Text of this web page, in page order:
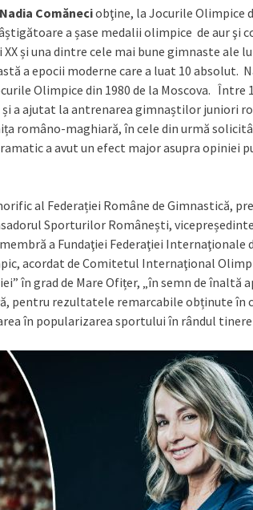
Nadia Comăneciobţine, la Jocurile Olimpice
a șase medalii olimpice de aur şi
și una dintre cele mai bune gimnaste ale
a epocii moderne care a luat 10 absolut.
Olimpice din 1980 de la Moscova. Între
și a ajutat la antrenarea gimnaștilor juniori
româno-maghiară, în cele din urmă
a avut un efect major asupra opiniei
al Federației Române de Gimnastică,
Sporturilor Românești,
a Fundaţiei Federaţiei Internaţionale
acordat de Comitetul Internaţional
în grad de Mare Ofițer, „în semn de înaltă
pentru rezultatele remarcabile obținute în
în popularizarea sportului în rândul